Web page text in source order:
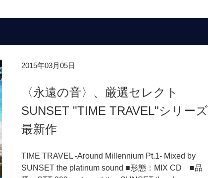
2015年03月05日
〈永遠の音〉、厳選セレクト
SUNSET "TIME TRAVEL"シリーズ
最新作
TIME TRAVEL -Around Millennium Pt.1- Mixed by
SUNSET the platinum sound ■形態：MIX CD ■品